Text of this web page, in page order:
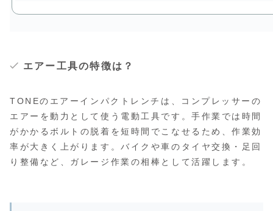
エアー工具の特徴は？
TONEのエアーインパクトレンチは、コンプレッサーの
エアーを動力として使う電動工具です。手作業では時間
がかかるボルトの脱着を短時間でこなせるため、作業効
率が大きく上がります。バイクや車のタイヤ交換・足回
り整備など、ガレージ作業の相棒として活躍します。